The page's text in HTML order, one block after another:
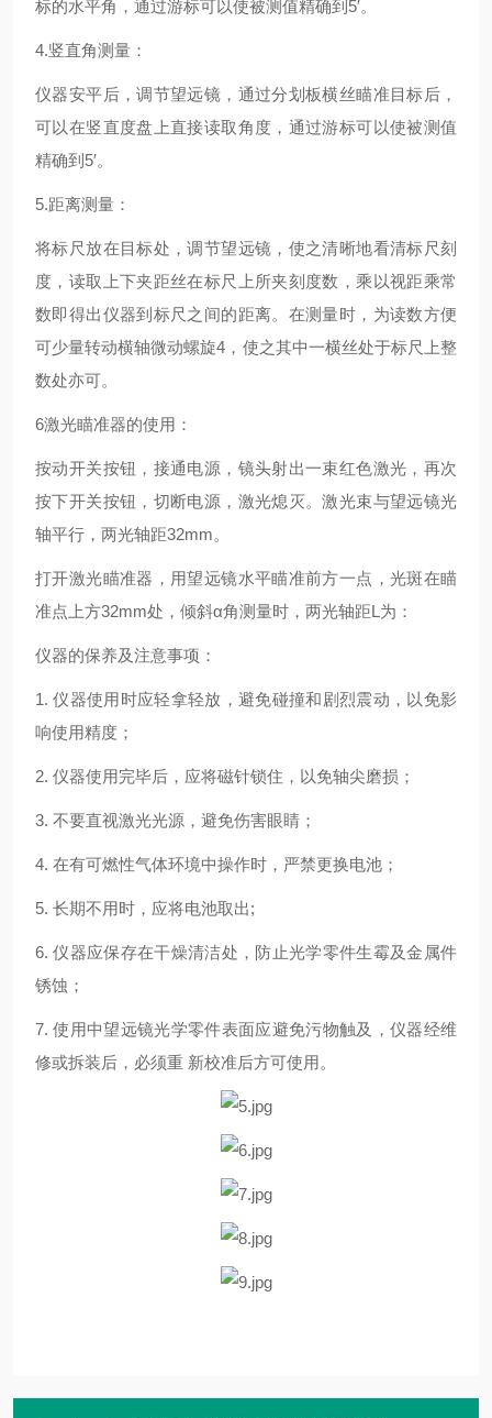
标的水平角，通过游标可以使被测值精确到 5′。
4.竖直角测量：
仪器安平后，调节望远镜，通过分划板横丝瞄准目标后，
可以在竖直度盘上直接读取角度，通过游标可以使被测值
精确到 5′。
5.距离测量：
将标尺放在目标处，调节望远镜，使之清晰地看清标尺刻
度，读取上下夹距丝在标尺上所夹刻度数，乘以视距乘常
数即得出仪器到标尺之间的距离。在测量时，为读数方便
可少量转动横轴微动螺旋4 ，使之其中一横丝处于标尺上整
数处亦可。
6激光瞄准器的使用：
按动开关按钮，接通电源，镜头射出一束红色激光，再次
按下开关按钮，切断电源，激光熄灭。激光束与望远镜光
轴平行，两光轴距32mm。
打开激光瞄准器，用望远镜水平瞄准前方一点，光斑在瞄
准点上方32mm处，倾斜α角测量时，两光轴距L 为：
仪器的保养及注意事项：
1.仪器使用时应轻拿轻放，避免碰撞和剧烈震动，以免影
响使用精度；
2. 仪器使用完毕后，应将磁针锁住，以免轴尖磨损；
3. 不要直视激光光源，避免伤害眼睛；
4. 在有可燃性气体环境中操作时，严禁更换电池；
5. 长期不用时，应将电池取出;
6.仪器应保存在干燥清洁处，防止光学零件生霉及金属件
锈蚀；
7.使用中望远镜光学零件表面应避免污物触及，仪器经维
修或拆装后，必须重 新校准后方可使用。